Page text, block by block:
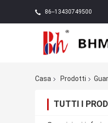
86--13430749500
Casa
Prodotti
TUTTI I